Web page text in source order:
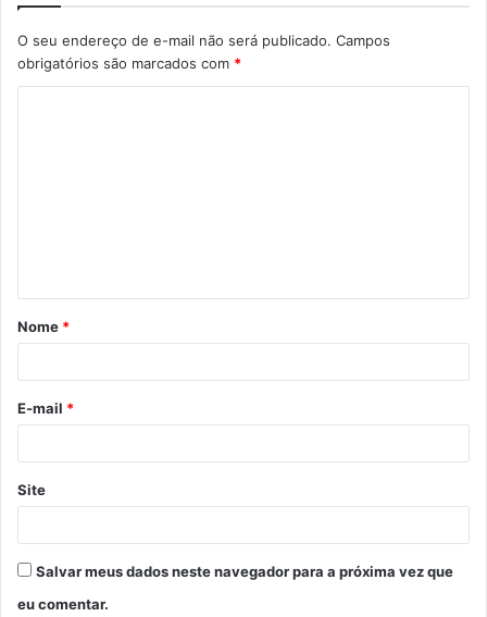
O seu endereço de e-mail não será publicado. Campos
obrigatórios são marcados com *
á
r
*
Nome *
E-mail *
Site
Salvar meus dados neste navegador para a próxima vez que
eu comentar.